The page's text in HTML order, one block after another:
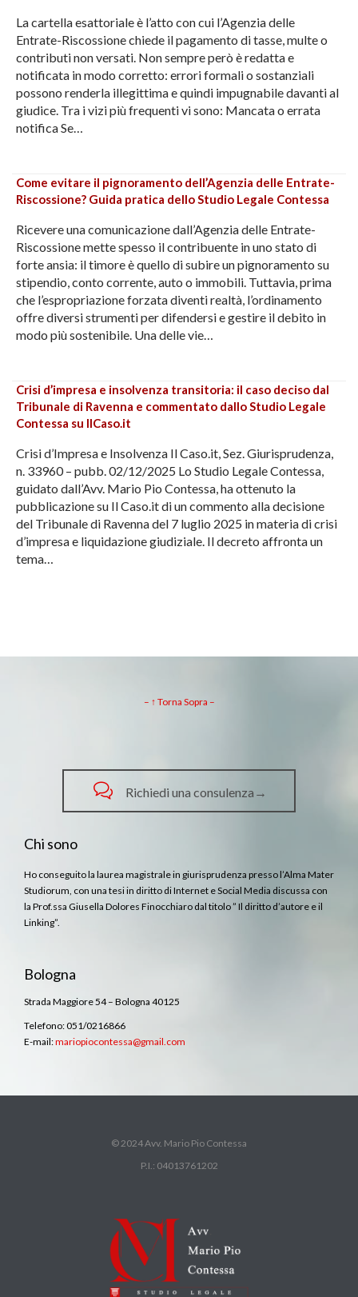
La cartella esattoriale è l’atto con cui l’Agenzia delle
Entrate-Riscossione chiede il pagamento di tasse, multe o
contributi non versati. Non sempre però è redatta e
notificata in modo corretto: errori formali o sostanziali
possono renderla illegittima e quindi impugnabile davanti al
giudice. Tra i vizi più frequenti vi sono: Mancata o errata
notifica Se…
Come evitare il pignoramento dell’Agenzia delle Entrate-
Riscossione? Guida pratica dello Studio Legale Contessa
Ricevere una comunicazione dall’Agenzia delle Entrate-
Riscossione mette spesso il contribuente in uno stato di
forte ansia: il timore è quello di subire un pignoramento su
stipendio, conto corrente, auto o immobili. Tuttavia, prima
che l’espropriazione forzata diventi realtà, l’ordinamento
offre diversi strumenti per difendersi e gestire il debito in
modo più sostenibile. Una delle vie…
Crisi d’impresa e insolvenza transitoria: il caso deciso dal
Tribunale di Ravenna e commentato dallo Studio Legale
Contessa su IlCaso.it
Crisi d’Impresa e Insolvenza Il Caso.it, Sez. Giurisprudenza,
n. 33960 – pubb. 02/12/2025 Lo Studio Legale Contessa,
guidato dall’Avv. Mario Pio Contessa, ha ottenuto la
pubblicazione su Il Caso.it di un commento alla decisione
del Tribunale di Ravenna del 7 luglio 2025 in materia di crisi
d’impresa e liquidazione giudiziale. Il decreto affronta un
tema…
– ↑ Torna Sopra –
 Richiedi una consulenza→
Chi sono
Ho conseguito la laurea magistrale in giurisprudenza presso l’Alma Mater
Studiorum, con una tesi in diritto di Internet e Social Media discussa con
la Prof.ssa Giusella Dolores Finocchiaro dal titolo ” Il diritto d’autore e il
Linking”.
Bologna
Strada Maggiore 54 – Bologna 40125
Telefono: 051/0216866
E-mail:mariopiocontessa@gmail.com
© 2024 Avv. Mario Pio Contessa
P.I.: 04013761202